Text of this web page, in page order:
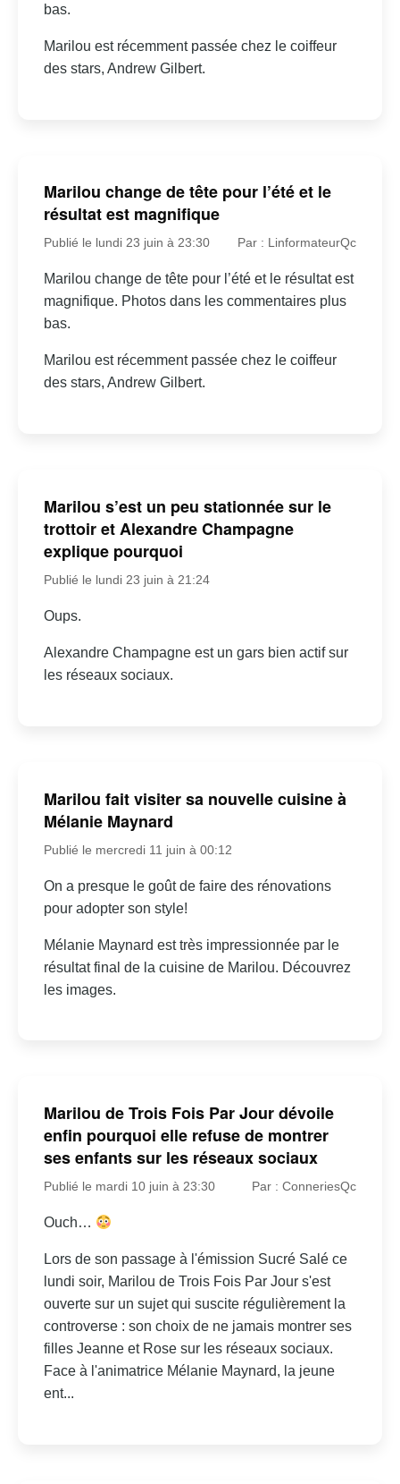
bas.
Marilou est récemment passée chez le coiffeur
des stars, Andrew Gilbert.
Marilou change de tête pour l’été et le
résultat est magnifique
Publié le lundi 23 juin à 23:30 Par : LinformateurQc
Marilou change de tête pour l’été et le résultat est
magnifique. Photos dans les commentaires plus
bas.
Marilou est récemment passée chez le coiffeur
des stars, Andrew Gilbert.
Marilou s’est un peu stationnée sur le
trottoir et Alexandre Champagne
explique pourquoi
Publié le lundi 23 juin à 21:24
Oups.
Alexandre Champagne est un gars bien actif sur
les réseaux sociaux.
Marilou fait visiter sa nouvelle cuisine à
Mélanie Maynard
Publié le mercredi 11 juin à 00:12
On a presque le goût de faire des rénovations
pour adopter son style!
Mélanie Maynard est très impressionnée par le
résultat final de la cuisine de Marilou. Découvrez
les images.
Marilou de Trois Fois Par Jour dévoile
enfin pourquoi elle refuse de montrer
ses enfants sur les réseaux sociaux
Publié le mardi 10 juin à 23:30 Par : ConneriesQc
Ouch…
Lors de son passage à l'émission Sucré Salé ce
lundi soir, Marilou de Trois Fois Par Jour s'est
ouverte sur un sujet qui suscite régulièrement la
controverse : son choix de ne jamais montrer ses
filles Jeanne et Rose sur les réseaux sociaux.
Face à l'animatrice Mélanie Maynard, la jeune
ent...